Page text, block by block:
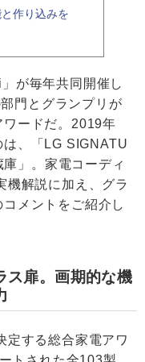
作り込みを
が毎年共同開催し
門とグランプリが
ードだ。2019年
は、「LG SIGNATU
」。家電コーディ
機解説に加え、グラ
メントをご紹介し
ス扉。画期的な機
定する総合家電アワ